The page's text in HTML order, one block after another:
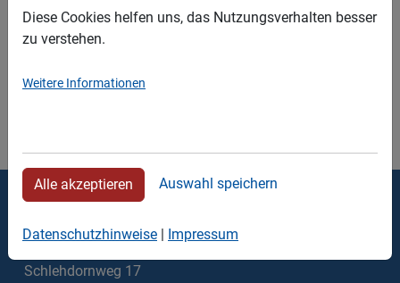
Thomas Walter Containerdienst
Schlehdornweg 17
Diese Cookies helfen uns, das Nutzungsverhalten besser
zu verstehen.
Weitere Informationen
Alle akzeptieren Auswahl speichern
Datenschutzhinweise | Impressum